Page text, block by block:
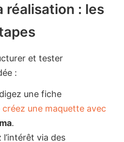
réalisation : les
et tester
:
une fiche
créez une maquette avec
.
via des